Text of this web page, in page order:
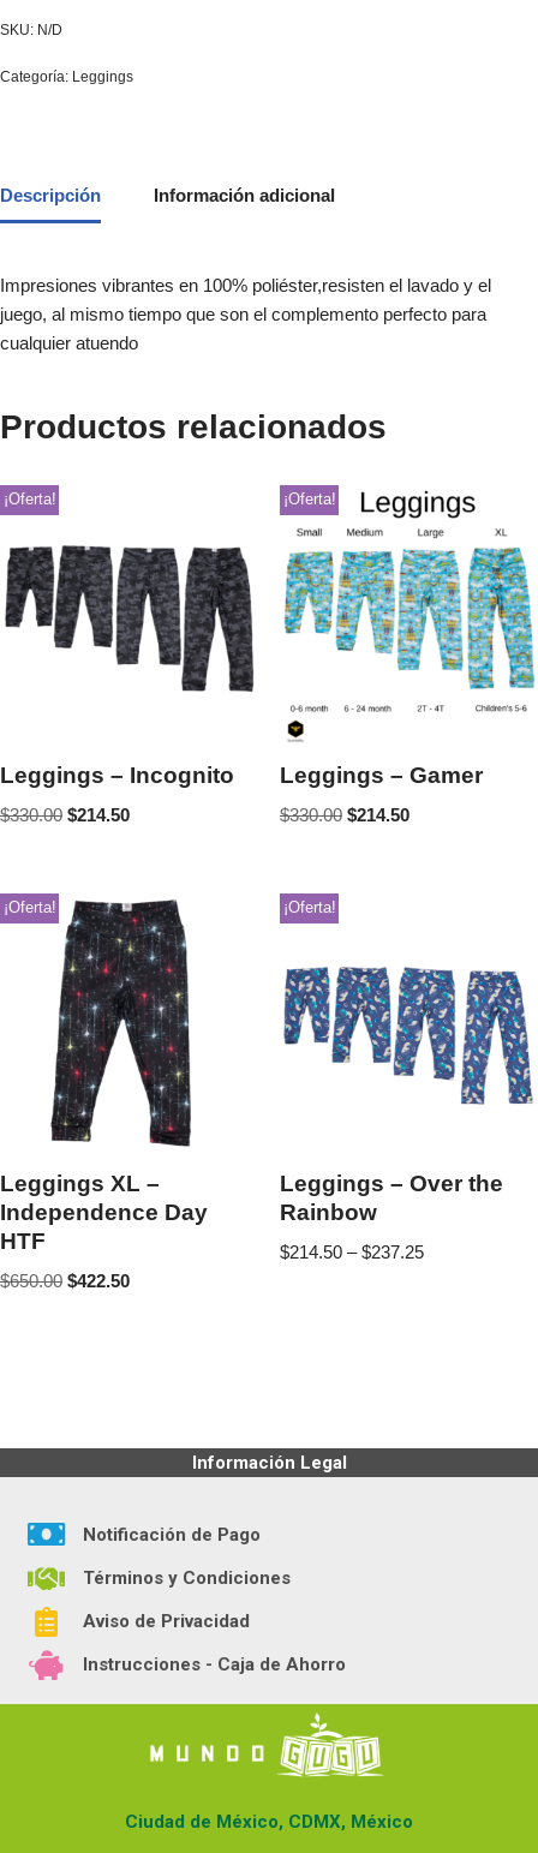
SKU: N/D
Categoría: Leggings
Descripción Información adicional
Impresiones vibrantes en 100% poliéster,resisten el lavado y el
juego, al mismo tiempo que son el complemento perfecto para
cualquier atuendo
Productos relacionados
¡Oferta!
Leggings – Incognito
$330.00 $214.50
¡Oferta!
Leggings – Gamer
$330.00 $214.50
¡Oferta!
Leggings XL –
Independence Day
HTF
$650.00 $422.50
¡Oferta!
Leggings – Over the
Rainbow
$214.50 – $237.25
Información Legal
Notificación de Pago
Términos y Condiciones
Aviso de Privacidad
Instrucciones - Caja de Ahorro
Ciudad de México, CDMX, México